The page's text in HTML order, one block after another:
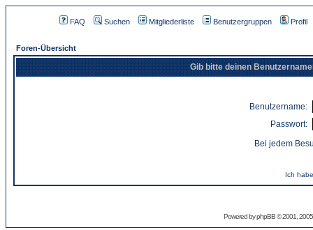
FAQ Suchen Mitgliederliste Benutzergruppen Profil
Foren-Übersicht
Gib bitte deinen
Benutzername:
Passwort:
Bei jedem
Ich
Powered byphpBB© 2001,